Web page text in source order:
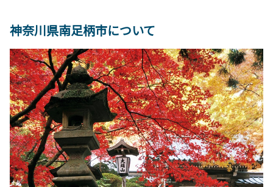
神奈川県南足柄市について